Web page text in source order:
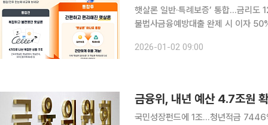
햇살론 일반·특례보증’ 통합…금리도
불법사금융예방대출 완제 시 이자 50% 환급 서민금융 상품이 ‘햇살론 일반보증’
달라 겪었던 불편을 해소하기 위해 은
2026-01-02 09:00
금융위, 내년 예산 4.7조원
국민성장펀드에 1조…청년적금 7446억 신